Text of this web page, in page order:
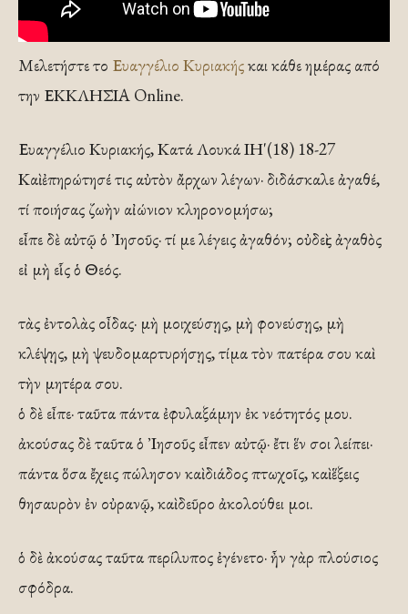
Μελετήστε το Ευαγγέλιο Κυριακήςκαι κάθε ημέρας από
την ΕΚΚΛΗΣΙΑ Online.
Ευαγγέλιο Κυριακής, Κατά Λουκά ΙΗ'(18) 18-27
Καὶ ἐπηρώτησέ τις αὐτὸν ἄρχων λέγων· διδάσκαλε ἀγαθέ,
τί ποιήσας ζωὴν αἰώνιον κληρονομήσω;
εἶπε δὲ αὐτῷ ὁ ᾿Ιησοῦς· τί με λέγεις ἀγαθόν; οὐδεὶς ἀγαθὸς
εἰ μὴ εἷς ὁ Θεός.
τὰς ἐντολὰς οἶδας· μὴ μοιχεύσῃς, μὴ φονεύσῃς, μὴ
κλέψῃς, μὴ ψευδομαρτυρήσῃς, τίμα τὸν πατέρα σου καὶ
τὴν μητέρα σου.
ὁ δὲ εἶπε· ταῦτα πάντα ἐφυλαξάμην ἐκ νεότητός μου.
ἀκούσας δὲ ταῦτα ὁ ᾿Ιησοῦς εἶπεν αὐτῷ· ἔτι ἕν σοι λείπει·
πάντα ὅσα ἔχεις πώλησον καὶ διάδος πτωχοῖς, καὶ ἕξεις
θησαυρὸν ἐν οὐρανῷ, καὶ δεῦρο ἀκολούθει μοι.
ὁ δὲ ἀκούσας ταῦτα περίλυπος ἐγένετο· ἦν γὰρ πλούσιος
σφόδρα.